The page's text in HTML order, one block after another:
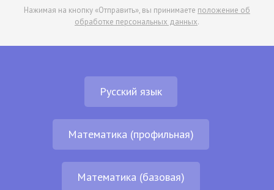
Нажимая на кнопку «Отправить», вы принимаете положение об
обработке персональных данных.
Русский язык
Математика (профильная)
Математика (базовая)